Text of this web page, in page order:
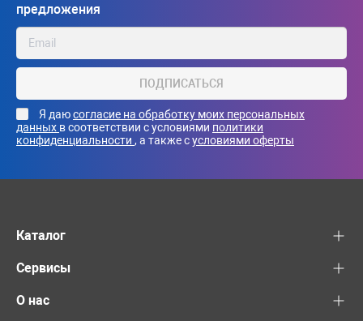
предложения
ПОДПИСАТЬСЯ
Я даюсогласие на обработку моих персональных
данных в соответствии с условиями политики
конфиденциальности , а также сусловиями оферты
Каталог
Сервисы
О нас